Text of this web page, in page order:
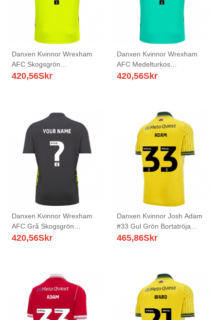
Danxen Kvinnor Wrexham
AFC Skogsgrön
Målvaktströja 2025/26 T-
420,56Skr
Danxen Kvinnor Wrexham
AFC Medelturkos
Målvaktströja 2025/26 T-
420,56Skr
Danxen Kvinnor Wrexham
AFC Grå Skogsgrön
Målvaktströja 2025/26 T-
420,56Skr
Danxen Kvinnor Josh Adam
#33 Gul Grön Bortatröja
Matchtröjor 2025/26 Tröjor
465,86Skr